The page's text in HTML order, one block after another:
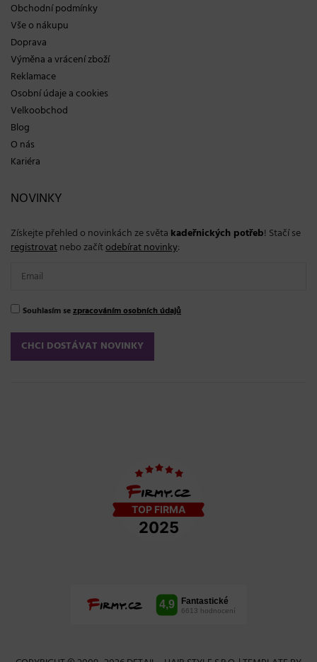
Obchodní podmínky
Vše o nákupu
Doprava
Výměna a vrácení zboží
Reklamace
Osobní údaje a cookies
Velkoobchod
Blog
O nás
Kariéra
NOVINKY
Získejte přehled o novinkách ze světa kadeřnických potřeb! Stačí se
registrovatnebo začítodebírat novinky:
Souhlasím sezpracováním osobních údajů